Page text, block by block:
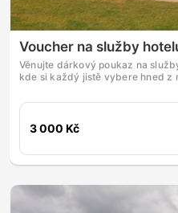
Voucher na služby
Věnujte dárkový poukaz na
kde si každý jistě vybere hned z
3 000 Kč